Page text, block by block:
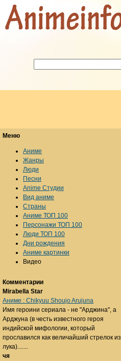
Меню
Аниме
Жанры
Люди
Песни
Anime Студии
Вид аниме
Страны
Аниме ТОП 100
Персонажи ТОП 100
Люди ТОП 100
Дни рождения
Аниме картинки
Видео
Комментарии
Mirabella Star
Аниме : Chikyuu Shoujo Arujuna
Имя героини сериала - не "Арджина", а
Арджуна (в честь известного героя
индийской мифологии, который
прославился как величайший стрелок из
лука).......
чя